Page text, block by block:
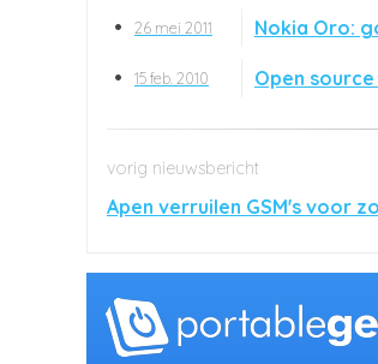
26 mei 2011 Nokia Oro:
15 feb. 2010 Open
Apen verruilen GSM's voor